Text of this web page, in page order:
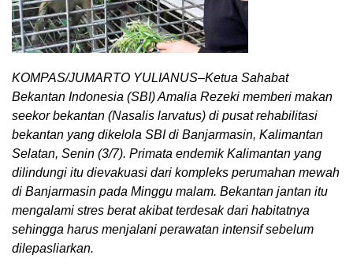
KOMPAS/JUMARTO YULIANUS–Ketua Sahabat
Bekantan Indonesia (SBI) Amalia Rezeki memberi makan
seekor bekantan (Nasalis larvatus) di pusat rehabilitasi
bekantan yang dikelola SBI di Banjarmasin, Kalimantan
Selatan, Senin (3/7). Primata endemik Kalimantan yang
dilindungi itu dievakuasi dari kompleks perumahan mewah
di Banjarmasin pada Minggu malam. Bekantan jantan itu
mengalami stres berat akibat terdesak dari habitatnya
sehingga harus menjalani perawatan intensif sebelum
dilepasliarkan.